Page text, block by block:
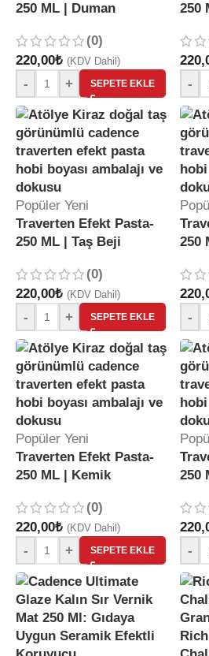
250 ML | Duman
(0)
220,00₺ (KDV Dahil)
- + SEPETE EKLE
250
-
Popüler Yeni
Traverten Efekt Pasta-
250 ML | Taş Beji
(0)
220,00₺ (KDV Dahil)
- + SEPETE EKLE
250
-
Popüler Yeni
Traverten Efekt Pasta-
250 ML | Kemik
(0)
220,00₺ (KDV Dahil)
- + SEPETE EKLE
250
-